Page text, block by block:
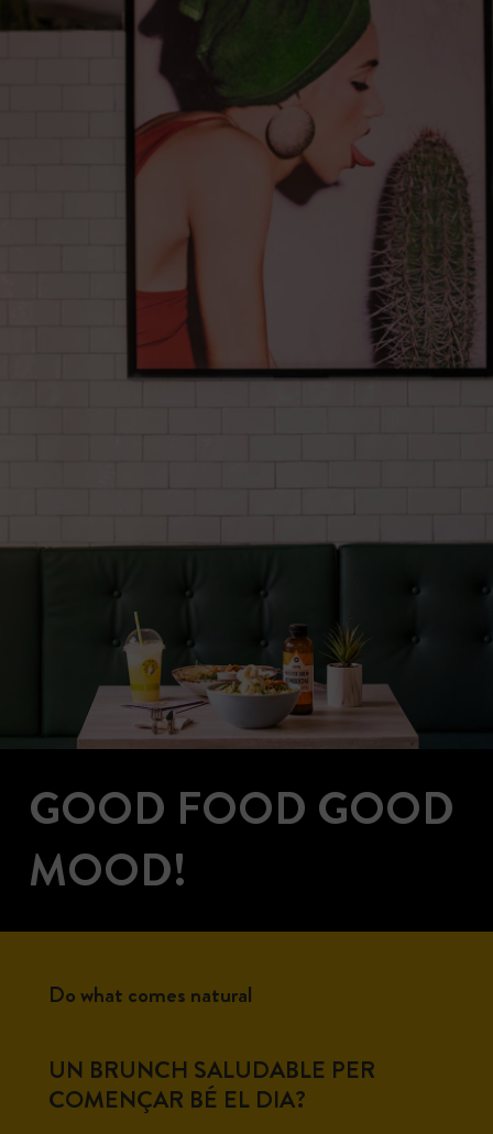
GOOD FOOD GOOD
MOOD!
Do what comes natural
UN BRUNCH SALUDABLE PER
COMENÇAR BÉ EL DIA?